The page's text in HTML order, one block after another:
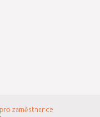
pro zaměstnance